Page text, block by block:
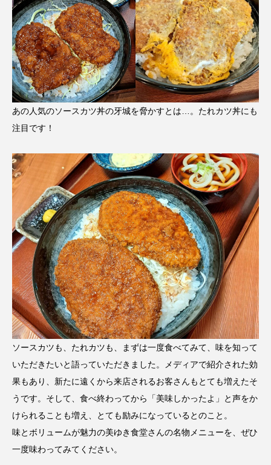
あの人気のソースカツ丼の牙城を脅かすとは…。たれカツ丼にも
注目です！
ソースカツも、たれカツも、まずは一度食べてみて、味を知って
いただきたいと語っていただきました。メディアで紹介された効
果もあり、新たに遠くから来店されるお客さんもとても増えたそ
うです。そして、食べ終わってから「美味しかったよ」と声をか
けられることも増え、とても励みになっているとのこと。
味とボリュームが魅力の美ゆき食堂さんの名物メニューを、ぜひ
一度味わってみてください。